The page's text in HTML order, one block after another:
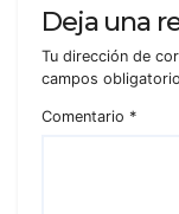
Deja una
Tu dirección de
campos
Comentario *